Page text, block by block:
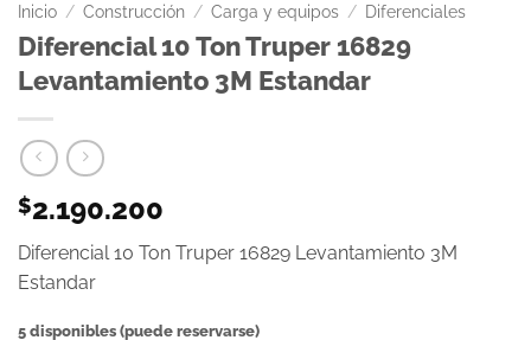
Inicio / Construcción / Carga y equipos / Diferenciales
Diferencial 10 Ton Truper 16829
Levantamiento 3M Estandar
$2.190.200
Diferencial 10 Ton Truper 16829 Levantamiento 3M
Estandar
5 disponibles (puede reservarse)